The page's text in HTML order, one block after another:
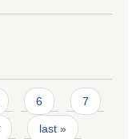
6 7
last »